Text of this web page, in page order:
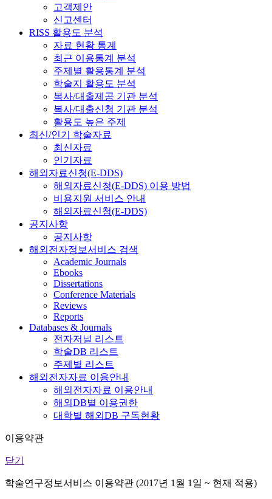
고객제안
신고센터
RISS 활용도 분석
자료 현황 통계
최근 이용통계 분석
주제별 활용통계 분석
학술지 활용도 분석
복사/대출제공 기관 분석
복사/대출신청 기관 분석
활용도 높은 주제
최신/인기 학술자료
최신자료
인기자료
해외자료신청(E-DDS)
해외자료신청(E-DDS) 이용 방법
비용지원 서비스 안내
해외자료신청(E-DDS)
공지사항
공지사항
해외전자정보서비스 검색
Academic Journals
Ebooks
Dissertations
Conference Materials
Reviews
Reports
Databases & Journals
전자저널 리스트
학술DB 리스트
주제별 리스트
해외전자자료 이용안내
해외전자자료 이용안내
해외DB별 이용권한
대학별 해외DB 구독현황
이용약관
닫기
학술연구정보서비스 이용약관 (2017년 1월 1일 ~ 현재 적용)